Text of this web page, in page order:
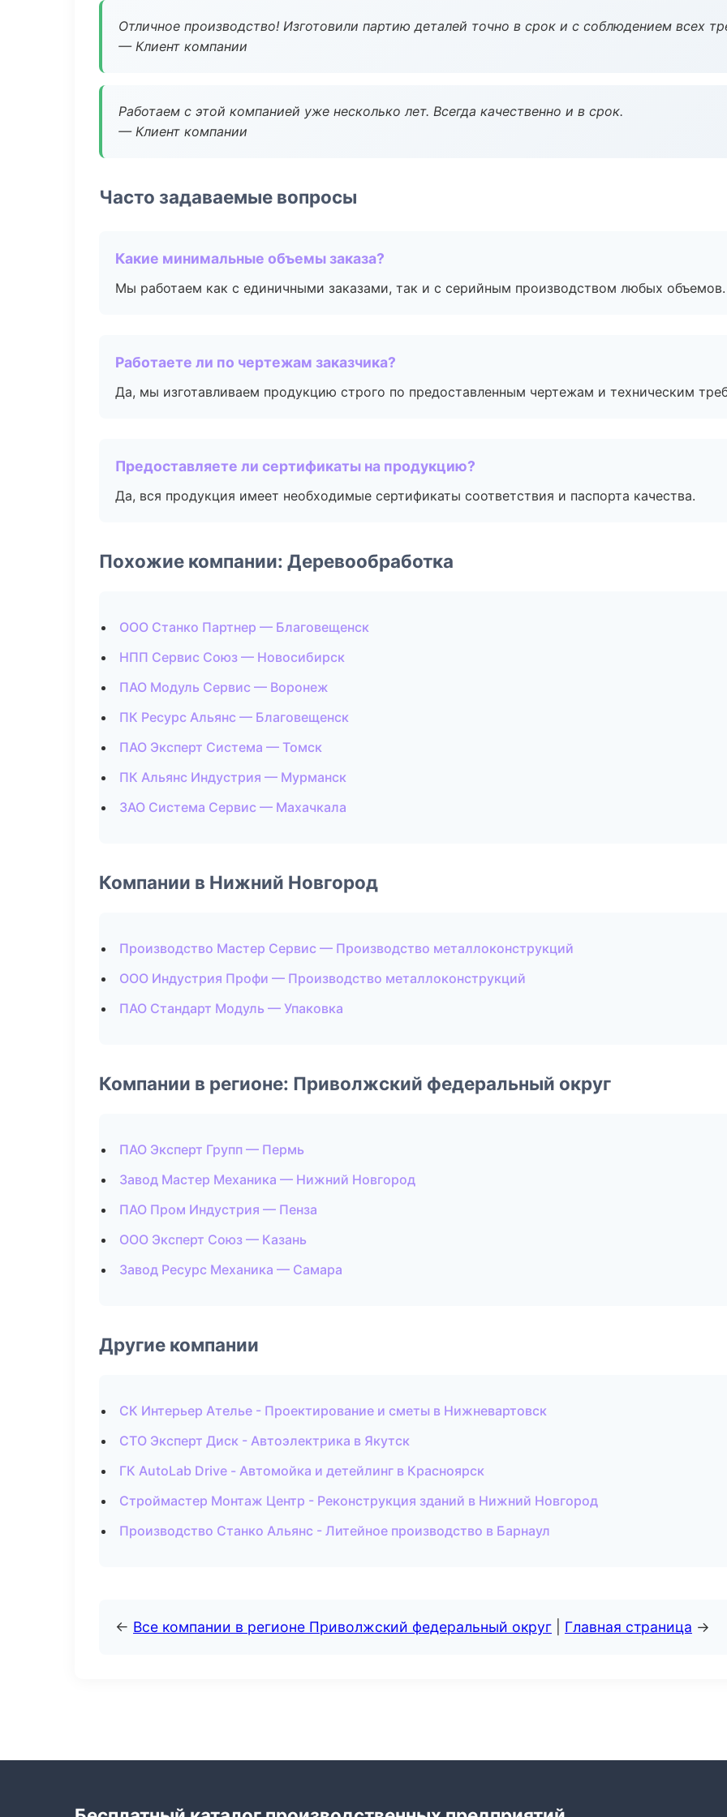
Отличное производство! Изготовили партию деталей точно в срок и с соблюдением всех
— Клиент компании
Работаем с этой компанией уже несколько лет. Всегда качественно и в срок.
— Клиент компании
Часто задаваемые вопросы
Какие минимальные объемы заказа?
Мы работаем как с единичными заказами, так и с серийным производством любых объемов.
Работаете ли по чертежам заказчика?
Да, мы изготавливаем продукцию строго по предоставленным чертежам и техническим
Предоставляете ли сертификаты на продукцию?
Да, вся продукция имеет необходимые сертификаты соответствия и паспорта качества.
Похожие компании: Деревообработка
ООО Станко Партнер — Благовещенск
НПП Сервис Союз — Новосибирск
ПАО Модуль Сервис — Воронеж
ПК Ресурс Альянс — Благовещенск
ПАО Эксперт Система — Томск
ПК Альянс Индустрия — Мурманск
ЗАО Система Сервис — Махачкала
Компании в Нижний Новгород
Производство Мастер Сервис — Производство металлоконструкций
ООО Индустрия Профи — Производство металлоконструкций
ПАО Стандарт Модуль — Упаковка
Компании в регионе: Приволжский федеральный округ
ПАО Эксперт Групп — Пермь
Завод Мастер Механика — Нижний Новгород
ПАО Пром Индустрия — Пенза
ООО Эксперт Союз — Казань
Завод Ресурс Механика — Самара
Другие компании
СК Интерьер Ателье - Проектирование и сметы в Нижневартовск
СТО Эксперт Диск - Автоэлектрика в Якутск
ГК AutoLab Drive - Автомойка и детейлинг в Красноярск
Строймастер Монтаж Центр - Реконструкция зданий в Нижний Новгород
Производство Станко Альянс - Литейное производство в Барнаул
← Все компании в регионе Приволжский федеральный округ Главная страница →